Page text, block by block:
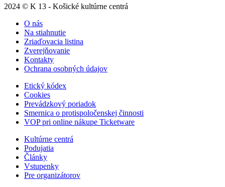
2024 © K 13 - Košické kultúrne centrá
O nás
Na stiahnutie
Zriaďovacia listina
Zverejňovanie
Kontakty
Ochrana osobných údajov
Etický kódex
Cookies
Prevádzkový poriadok
Smernica o protispoločenskej činnosti
VOP pri online nákupe Ticketware
Kultúrne centrá
Podujatia
Články
Vstupenky
Pre organizátorov